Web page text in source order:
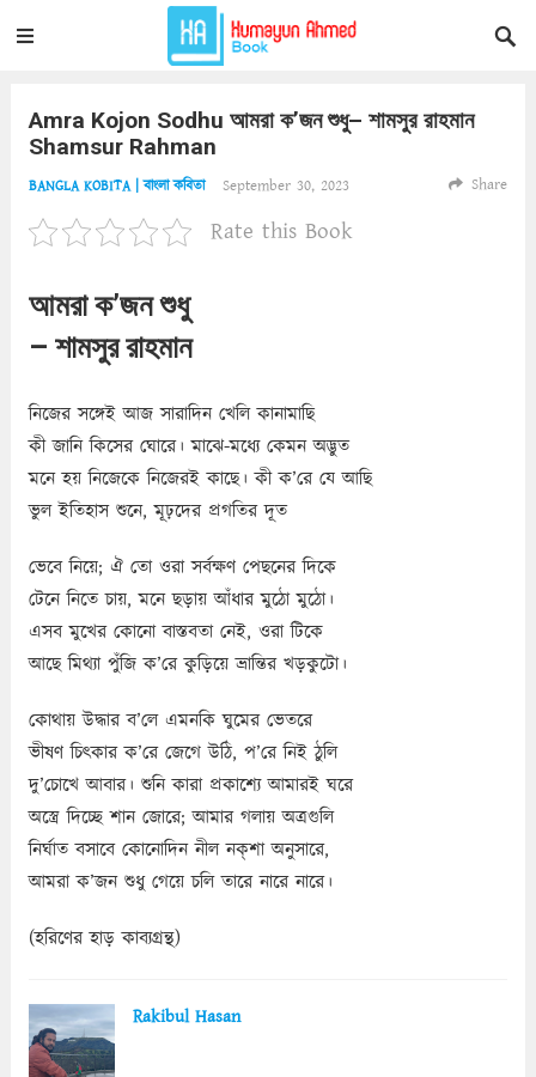
Amra Kojon Sodhu আমরা ক’জন শুধু– শামসুর রাহমান
Shamsur Rahman
BANGLA KOBITA | বাংলা কবিতা September 30, 2023 Share
Rate this Book
আমরা ক’জন শুধু
– শামসুর রাহমান
নিজের সঙ্গেই আজ সারাদিন খেলি কানামাছি
কী জানি কিসের ঘোরে। মাঝে-মধ্যে কেমন অদ্ভুত
মনে হয় নিজেকে নিজেরই কাছে। কী ক’রে যে আছি
ভুল ইতিহাস শুনে, মূঢ়দের প্রগতির দূত
ভেবে নিয়ে; ঐ তো ওরা সর্বক্ষণ পেছনের দিকে
টেনে নিতে চায়, মনে ছড়ায় আঁধার মুঠো মুঠো।
এসব মুখের কোনো বাস্তবতা নেই, ওরা টিকে
আছে মিথ্যা পুঁজি ক’রে কুড়িয়ে ভ্রান্তির খড়কুটো।
কোথায় উদ্ধার ব’লে এমনকি ঘুমের ভেতরে
ভীষণ চিৎকার ক’রে জেগে উঠি, প’রে নিই ঠুলি
দু’চোখে আবার। শুনি কারা প্রকাশ্যে আমারই ঘরে
অস্ত্রে দিচ্ছে শান জোরে; আমার গলায় অত্রগুলি
নির্ঘাত বসাবে কোনোদিন নীল নক্‌শা অনুসারে,
আমরা ক’জন শুধু গেয়ে চলি তারে নারে নারে।
(হরিণের হাড় কাব্যগ্রন্থ)
Rakibul Hasan